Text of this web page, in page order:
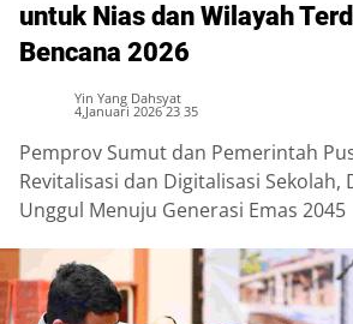
untuk Nias dan Wilayah
Bencana 2026
Yin Yang Dahsyat
4,Januari 2026 23 35
Pemprov Sumut dan Pemerintah
Revitalisasi dan Digitalisasi Sekolah,
Unggul Menuju Generasi Emas 2045